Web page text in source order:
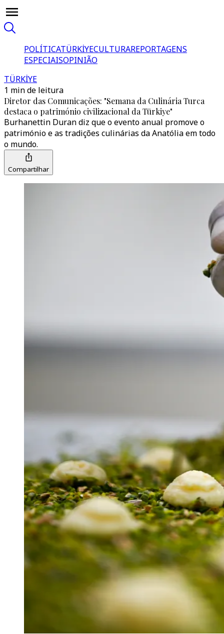
POLÍTICATÜRKİYECULTURAREPORTAGENS
ESPECIAISOPINIÃO
TÜRKİYE
1 min de leitura
Diretor das Comunicações: "Semana da Culinária Turca
destaca o património civilizacional da Türkiye"
Burhanettin Duran diz que o evento anual promove o
património e as tradições culinárias da Anatólia em todo
o mundo.
Compartilhar